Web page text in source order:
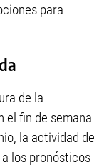
para
de la
el fin de semana
la actividad de
los pronósticos